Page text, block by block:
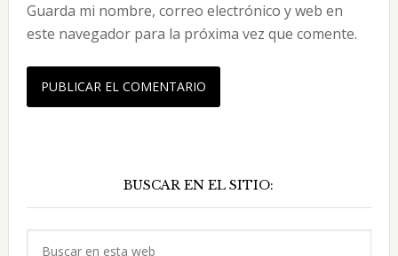
Guarda mi nombre, correo electrónico y web en
este navegador para la próxima vez que comente.
principal
BUSCAR EN EL SITIO: